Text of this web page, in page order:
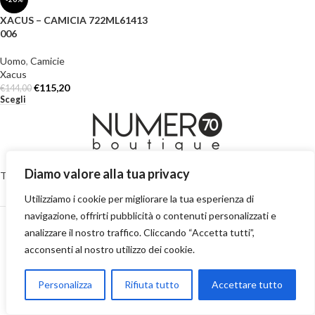
Diamo valore alla tua privacy
Utilizziamo i cookie per migliorare la tua esperienza di
navigazione, offrirti pubblicità o contenuti personalizzati e
analizzare il nostro traffico. Cliccando “Accetta tutti”,
acconsenti al nostro utilizzo dei cookie.
Personalizza Rifiuta tutto Accettare tutto
XACUS – CAMICIA 722ML61413
006
Uomo, Camicie
Xacus
€144,00 €115,20
Scegli
Termini e Condizioni-Privacy Policy-Cookie Policy
2023 Numero70 Boutique S.r.l. Via Medici, 268/270 – 98076 Sant’Agata Militello (ME) –
P.IVA: 03658370832